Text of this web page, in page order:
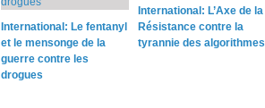
International: Le fentanyl
et le mensonge de la
guerre contre les
drogues
International: L’Axe de la
Résistance contre la
tyrannie des algorithmes